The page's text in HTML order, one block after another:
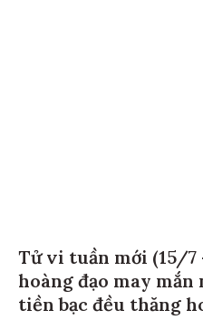
Tử vi tuần mới (15/7
hoàng đạo may
tiền bạc đều thăng